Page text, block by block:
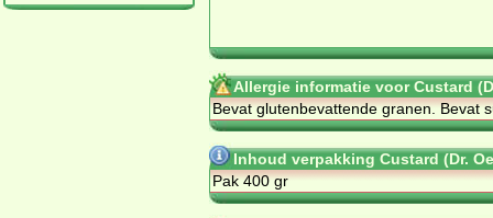
Allergie informatie voor Custard
Be­vat glu­ten­be­vat­ten­de gra­nen. Be­vat
Inhoud verpakking Custard (Dr.
Pak 400 gr